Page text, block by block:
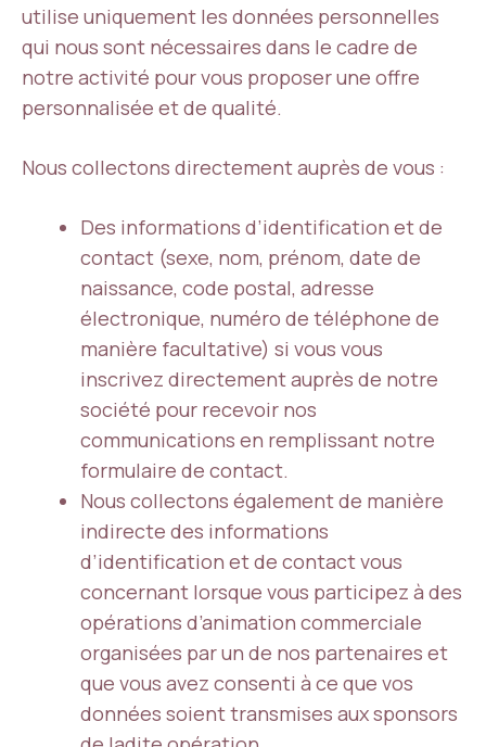
utilise uniquement les données personnelles
qui nous sont nécessaires dans le cadre de
notre activité pour vous proposer une offre
personnalisée et de qualité.
Nous collectons directement auprès de vous :
Des informations d’identification et de
contact (sexe, nom, prénom, date de
naissance, code postal, adresse
électronique, numéro de téléphone de
manière facultative) si vous vous
inscrivez directement auprès de notre
société pour recevoir nos
communications en remplissant notre
formulaire de contact.
Nous collectons également de manière
indirecte des informations
d’identification et de contact vous
concernant lorsque vous participez à des
opérations d’animation commerciale
organisées par un de nos partenaires et
que vous avez consenti à ce que vos
données soient transmises aux sponsors